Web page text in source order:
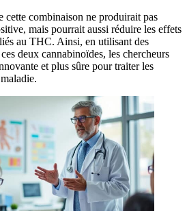
cette combinaison ne produirait pas
mais pourrait aussi réduire les effets
au THC. Ainsi, en utilisant des
deux cannabinoïdes, les chercheurs
et plus sûre pour traiter les